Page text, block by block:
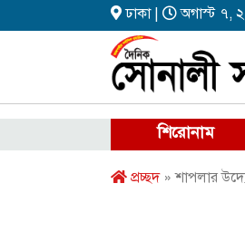
ঢাকা | অগাস্ট ৭,
শিরোনাম
প্রচ্ছদ» শাপলার